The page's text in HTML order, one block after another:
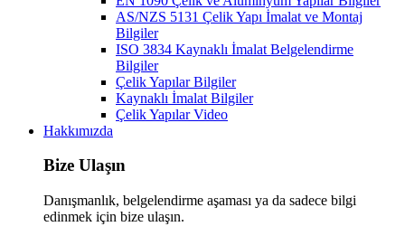
AS/NZS 5131 Çelik Yapı İmalat ve Montaj
Bilgiler
ISO 3834 Kaynaklı İmalat Belgelendirme
Bilgiler
Çelik Yapılar Bilgiler
Kaynaklı İmalat Bilgiler
Çelik Yapılar Video
Hakkımızda
Bize Ulaşın
Danışmanlık, belgelendirme aşaması ya da sadece bilgi
edinmek için bize ulaşın.